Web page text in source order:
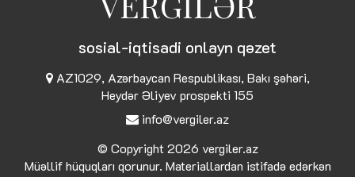
sosial-iqtisadi onlayn qəzet
AZ1029, Azərbaycan Respublikası, Bakı şəhəri,
Heydər Əliyev prospekti 155
info@vergiler.az
© Copyright 2026 vergiler.az
Müəllif hüquqları qorunur. Materiallardan istifadə edərkən